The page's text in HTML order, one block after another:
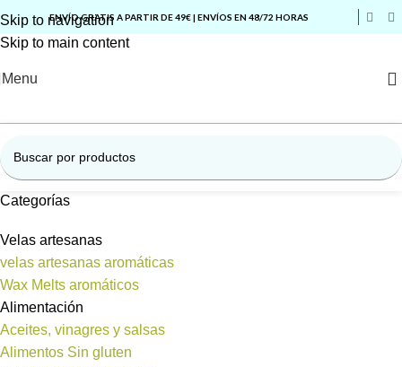
Skip to navigation
Skip to main content
ENVÍO GRATIS A PARTIR DE 49€ | ENVÍOS EN 48/72 HORAS
Menu
Categorías
Velas artesanas
velas artesanas aromáticas
Wax Melts aromáticos
Alimentación
Aceites, vinagres y salsas
Alimentos Sin gluten